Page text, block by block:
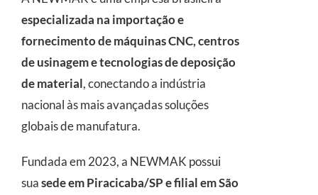
especializada na importação e
fornecimento de máquinas CNC, centros
de usinagem e tecnologias de deposição
de material, conectando a indústria
nacional às mais avançadas soluções
globais de manufatura.
Fundada em 2023, a NEWMAK possui
suasede em Piracicaba/SP e filial em São